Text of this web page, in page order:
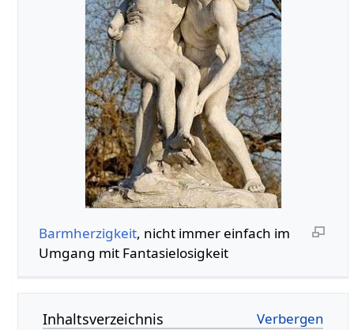
Barmherzigkeit, nicht immer einfach im
Umgang mit Fantasielosigkeit
Inhaltsverzeichnis